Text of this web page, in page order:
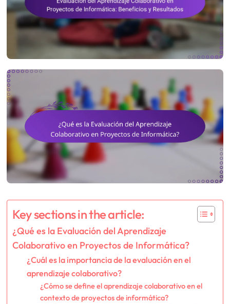
Key sections in the article:
¿Qué es la Evaluación del Aprendizaje
Colaborativo en Proyectos de Informática?
¿Cuál es la importancia de la evaluación en el
aprendizaje colaborativo?
¿Cómo se define el aprendizaje colaborativo en el
contexto de proyectos de informática?